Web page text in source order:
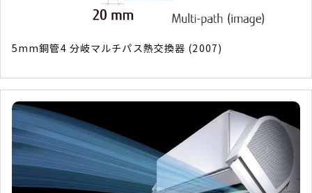
5mm銅管4 分岐マルチパス熱交換器 (2007)